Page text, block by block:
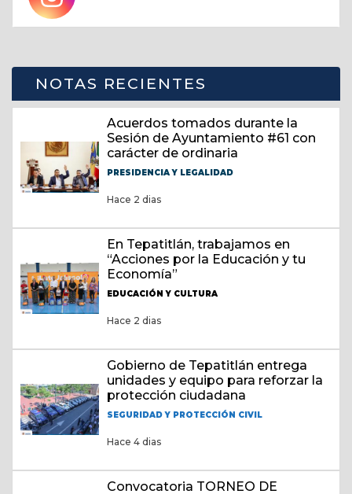
NOTAS RECIENTES
Acuerdos tomados durante la
Sesión de Ayuntamiento #61 con
carácter de ordinaria
PRESIDENCIA Y LEGALIDAD
Hace 2 dias
En Tepatitlán, trabajamos en
“Acciones por la Educación y tu
Economía”
EDUCACIÓN Y CULTURA
Hace 2 dias
Gobierno de Tepatitlán entrega
unidades y equipo para reforzar la
protección ciudadana
SEGURIDAD Y PROTECCIÓN CIVIL
Hace 4 dias
Convocatoria TORNEO DE